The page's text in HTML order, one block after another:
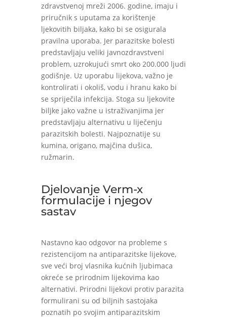
zdravstvenoj mreži 2006. godine, imaju i
priručnik s uputama za korištenje
ljekovitih biljaka, kako bi se osigurala
pravilna uporaba. Jer parazitske bolesti
predstavljaju veliki javnozdravstveni
problem, uzrokujući smrt oko 200.000 ljudi
godišnje. Uz uporabu lijekova, važno je
kontrolirati i okoliš, vodu i hranu kako bi
se spriječila infekcija. Stoga su ljekovite
biljke jako važne u istraživanjima jer
predstavljaju alternativu u liječenju
parazitskih bolesti. Najpoznatije su
kumina, origano, majčina dušica,
ružmarin.
Djelovanje Verm-x
formulacije i njegov
sastav
Nastavno kao odgovor na probleme s
rezistencijom na antiparazitske lijekove,
sve veći broj vlasnika kućnih ljubimaca
okreće se prirodnim lijekovima kao
alternativi. Prirodni lijekovi protiv parazita
formulirani su od biljnih sastojaka
poznatih po svojim antiparazitskim